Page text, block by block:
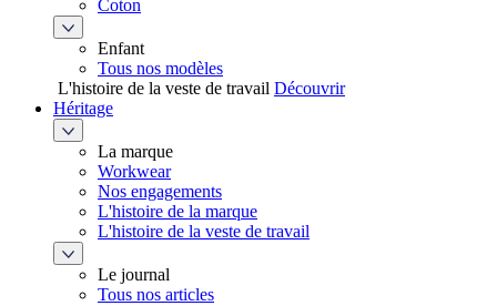
Coton
Enfant
Tous nos modèles
L'histoire de la veste de travail Découvrir
Héritage
La marque
Workwear
Nos engagements
L'histoire de la marque
L'histoire de la veste de travail
Le journal
Tous nos articles